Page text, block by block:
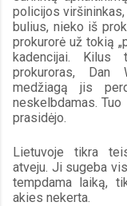
policijos
bulius, nieko iš
prokurorė už tokią
kadencijai. Kilus
prokuroras, Dan
medžiagą jis
neskelbdamas.
prasidėjo.
Lietuvoje tikra
atveju. Ji sugeba
tempdama laiką,
akies nekerta.